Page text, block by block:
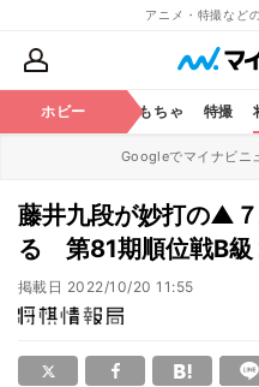
アニメ・特撮など
ホビー
コミック おもちゃ 特撮
Googleでマイナビニ
藤井九段が妙打の▲
る 第81期順位戦B級
掲載日 2022/10/20 11:55